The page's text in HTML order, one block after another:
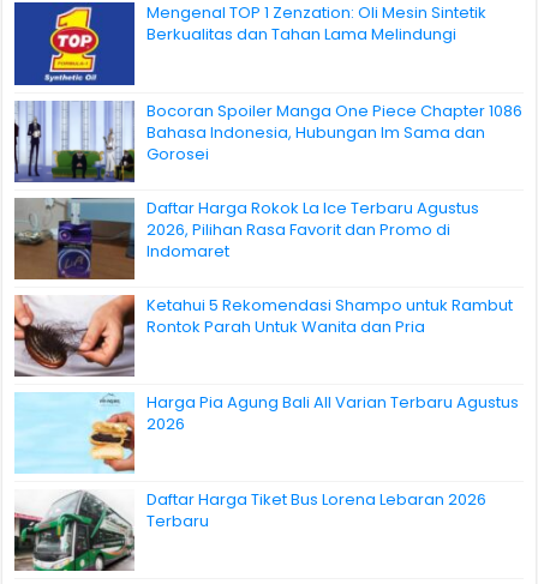
Mengenal TOP 1 Zenzation: Oli Mesin Sintetik
Berkualitas dan Tahan Lama Melindungi
Bocoran Spoiler Manga One Piece Chapter 1086
Bahasa Indonesia, Hubungan Im Sama dan
Gorosei
Daftar Harga Rokok La Ice Terbaru Agustus
2026, Pilihan Rasa Favorit dan Promo di
Indomaret
Ketahui 5 Rekomendasi Shampo untuk Rambut
Rontok Parah Untuk Wanita dan Pria
Harga Pia Agung Bali All Varian Terbaru Agustus
2026
Daftar Harga Tiket Bus Lorena Lebaran 2026
Terbaru